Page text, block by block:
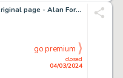
Piffarerio, Paolo - 2 Original page - Alan Ford #145 - "Il nemico pubblico Numero Uno" Superciuk - 1981
closed
04/03/2024
go premium